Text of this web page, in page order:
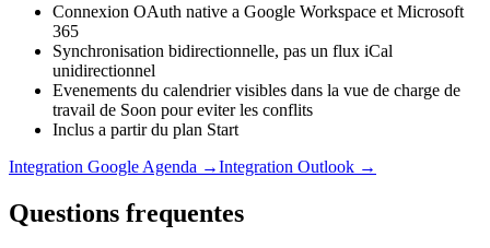
Connexion OAuth native a Google Workspace et Microsoft
365
Synchronisation bidirectionnelle, pas un flux iCal
unidirectionnel
Evenements du calendrier visibles dans la vue de charge de
travail de Soon pour eviter les conflits
Inclus a partir du plan Start
Integration Google Agenda →Integration Outlook →
Questions frequentes